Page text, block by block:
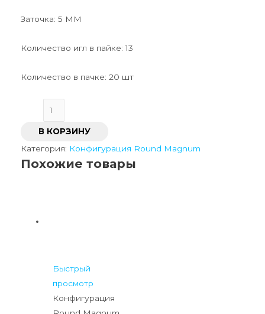
Заточка: 5 ММ
Количество игл в пайке: 13
Количество в пачке: 20 шт
В КОРЗИНУ
Категория: Конфигурация Round Magnum
Похожие товары
Быстрый
просмотр
Конфигурация